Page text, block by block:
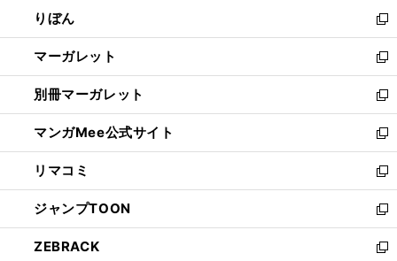
く
で
開
く
ド
ウ
で
開
く
ィ
ン
ド
ウ
で
開
く
りぼん
新
し
い
ウ
ィ
ン
ド
ウ
で
開
く
マーガレット
新
し
い
ウ
ィ
ン
ド
ウ
で
開
く
別冊マーガレット
新
し
い
ウ
ィ
ン
ド
ウ
で
マンガMee公式サイト
新
し
い
ウ
ィ
ン
ド
リマコミ
新
し
い
ウ
ィ
ジャンプTOON
新
し
い
ZEBRACK
新